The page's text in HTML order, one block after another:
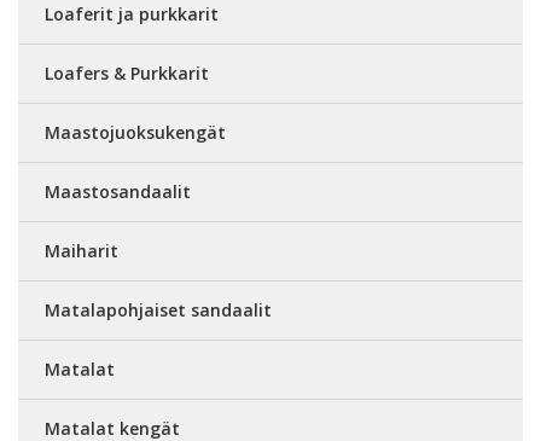
Loaferit ja purkkarit
Loafers & Purkkarit
Maastojuoksukengät
Maastosandaalit
Maiharit
Matalapohjaiset sandaalit
Matalat
Matalat kengät